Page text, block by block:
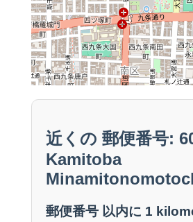
近くの 郵便番号:
Kamitoba
郵便番号 以内に 1